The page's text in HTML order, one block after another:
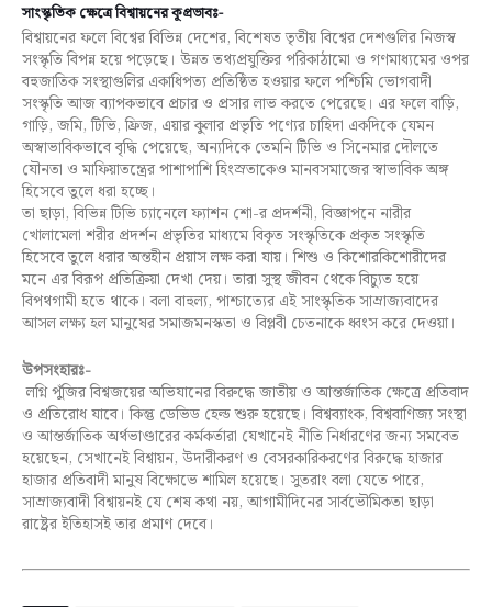
সাংস্কৃতিক ক্ষেত্রে বিশ্বায়নের কূপ্রভাবঃ-
বিশ্বায়নের ফলে বিশ্বের বিভিন্ন দেশের, বিশেষত তৃতীয় বিশ্বের দেশগুলির নিজস্ব
সংস্কৃতি বিপন্ন হয়ে পড়েছে। উন্নত তথ্যপ্রযুক্তির পরিকাঠামো ও গণমাধ্যমের ওপর
বহুজাতিক সংস্থাগুলির একাধিপত্য প্রতিষ্ঠিত হওয়ার ফলে পশ্চিমি ভোগবাদী
সংস্কৃতি আজ ব্যাপকভাবে প্রচার ও প্রসার লাভ করতে পেরেছে। এর ফলে বাড়ি,
গাড়ি, জমি, টিভি, ফ্রিজ, এয়ার কুলার প্রভৃতি পণ্যের চাহিদা একদিকে যেমন
অস্বাভাবিকভাবে বৃদ্ধি পেয়েছে, অন্যদিকে তেমনি টিভি ও সিনেমার দৌলতে
যৌনতা ও মাফিয়াতন্ত্রের পাশাপাশি হিংস্রতাকেও মানবসমাজের স্বাভাবিক অঙ্গ
হিসেবে তুলে ধরা হচ্ছে।
তা ছাড়া, বিভিন্ন টিভি চ্যানেলে ফ্যাশন শো-র প্রদর্শনী, বিজ্ঞাপনে নারীর
খোলামেলা শরীর প্রদর্শন প্রভৃতির মাধ্যমে বিকৃত সংস্কৃতিকে প্রকৃত সংস্কৃতি
হিসেবে তুলে ধরার অন্তহীন প্রয়াস লক্ষ করা যায়। শিশু ও কিশোরকিশোরীদের
মনে এর বিরূপ প্রতিক্রিয়া দেখা দেয়। তারা সুস্থ জীবন থেকে বিচ্যুত হয়ে
বিপথগামী হতে থাকে। বলা বাহুল্য, পাশ্চাত্যের এই সাংস্কৃতিক সাম্রাজ্যবাদের
আসল লক্ষ্য হল মানুষের সমাজমনস্কতা ও বিপ্লবী চেতনাকে ধ্বংস করে দেওয়া।
উপসংহারঃ-
লগ্নি পুঁজির বিশ্বজয়ের অভিযানের বিরুদ্ধে জাতীয় ও আন্তর্জাতিক ক্ষেত্রে প্রতিবাদ
ও প্রতিরোধ যাবে। কিন্তু ডেভিড হেল্ড শুরু হয়েছে। বিশ্বব্যাংক, বিশ্ববাণিজ্য সংস্থা
ও আন্তর্জাতিক অর্থভাণ্ডারের কর্মকর্তারা যেখানেই নীতি নির্ধারণের জন্য সমবেত
হয়েছেন, সেখানেই বিশ্বায়ন, উদারীকরণ ও বেসরকারিকরণের বিরুদ্ধে হাজার
হাজার প্রতিবাদী মানুষ বিক্ষোভে শামিল হয়েছে। সুতরাং বলা যেতে পারে,
সাম্রাজ্যবাদী বিশ্বায়নই যে শেষ কথা নয়, আগামীদিনের সার্বভৌমিকতা ছাড়া
রাষ্ট্রের ইতিহাসই তার প্রমাণ দেবে।